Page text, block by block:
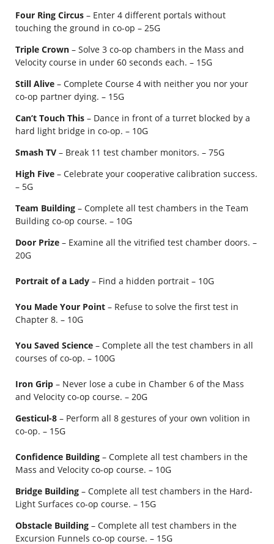
Four Ring Circus – Enter 4 different portals without
touching the ground in co-op – 25G
Triple Crown – Solve 3 co-op chambers in the Mass and
Velocity course in under 60 seconds each. – 15G
Still Alive – Complete Course 4 with neither you nor your
co-op partner dying. – 15G
Can’t Touch This – Dance in front of a turret blocked by a
hard light bridge in co-op. – 10G
Smash TV – Break 11 test chamber monitors. – 75G
High Five – Celebrate your cooperative calibration success.
– 5G
Team Building – Complete all test chambers in the Team
Building co-op course. – 10G
Door Prize – Examine all the vitrified test chamber doors. –
20G
Portrait of a Lady – Find a hidden portrait – 10G
You Made Your Point – Refuse to solve the first test in
Chapter 8. – 10G
You Saved Science – Complete all the test chambers in all
courses of co-op. – 100G
Iron Grip – Never lose a cube in Chamber 6 of the Mass
and Velocity co-op course. – 20G
Gesticul-8 – Perform all 8 gestures of your own volition in
co-op. – 15G
Confidence Building – Complete all test chambers in the
Mass and Velocity co-op course. – 10G
Bridge Building – Complete all test chambers in the Hard-
Light Surfaces co-op course. – 15G
Obstacle Building – Complete all test chambers in the
Excursion Funnels co-op course. – 15G